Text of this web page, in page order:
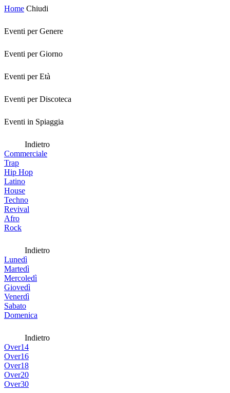
Home Chiudi
Eventi per Genere
Eventi per Giorno
Eventi per Età
Eventi per Discoteca
Eventi in Spiaggia
Indietro
Commerciale
Trap
Hip Hop
Latino
House
Techno
Revival
Afro
Rock
Indietro
Lunedì
Martedì
Mercoledì
Giovedì
Venerdì
Sabato
Domenica
Indietro
Over14
Over16
Over18
Over20
Over30